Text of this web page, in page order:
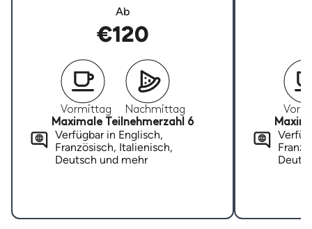
Ab
€120
Vormittag
Nachmittag
Maximale Teilnehmerzahl 6
Verfügbar in Englisch,
Französisch, Italienisch,
Deutsch und mehr